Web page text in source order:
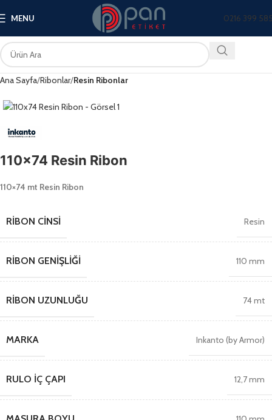
MENU 0216 399
Ana Sayfa Ribonlar Resin Ribonlar
110×74 Resin Ribon
110×74 mt Resin Ribon
RIBON CINSI Resin
RIBON GENIŞLIĞI 110 mm
RIBON UZUNLUĞU 74 mt
MARKA Inkanto (by Armor)
RULO İÇ ÇAPI 12,7 mm